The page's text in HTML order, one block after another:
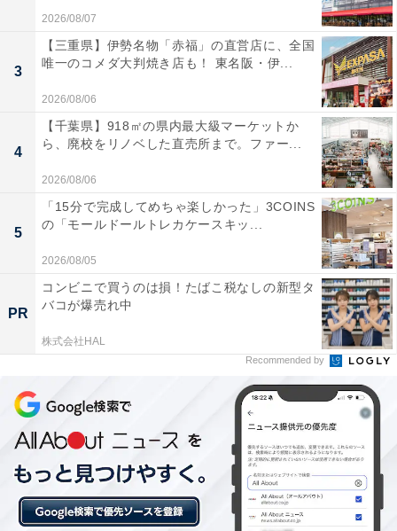
2026/08/07
3
【三重県】伊勢名物「赤福」の直営店に、全国
唯一のコメダ大判焼き店も！ 東名阪・伊...
2026/08/06
4
【千葉県】918㎡の県内最大級マーケットか
ら、廃校をリノベした直売所まで。ファー...
2026/08/06
5
「15分で完成してめちゃ楽しかった」3COINS
の「モールドールトレカケースキッ...
2026/08/05
PR
コンビニで買うのは損！たばこ税なしの新型タ
バコが爆売れ中
株式会社HAL
Recommended by